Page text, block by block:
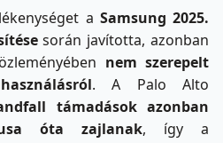
a Samsung 2025.
során javította, azonban
nem szerepelt
. A Palo Alto
támadások azonban
óta zajlanak, így a